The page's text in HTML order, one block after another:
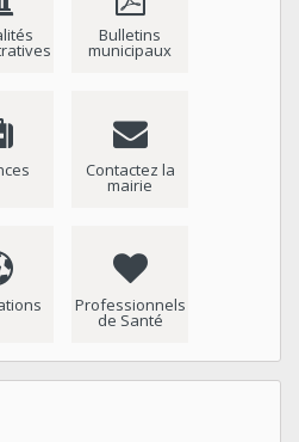
Bulletins
municipaux
Contactez la
mairie
Professionnels
de Santé